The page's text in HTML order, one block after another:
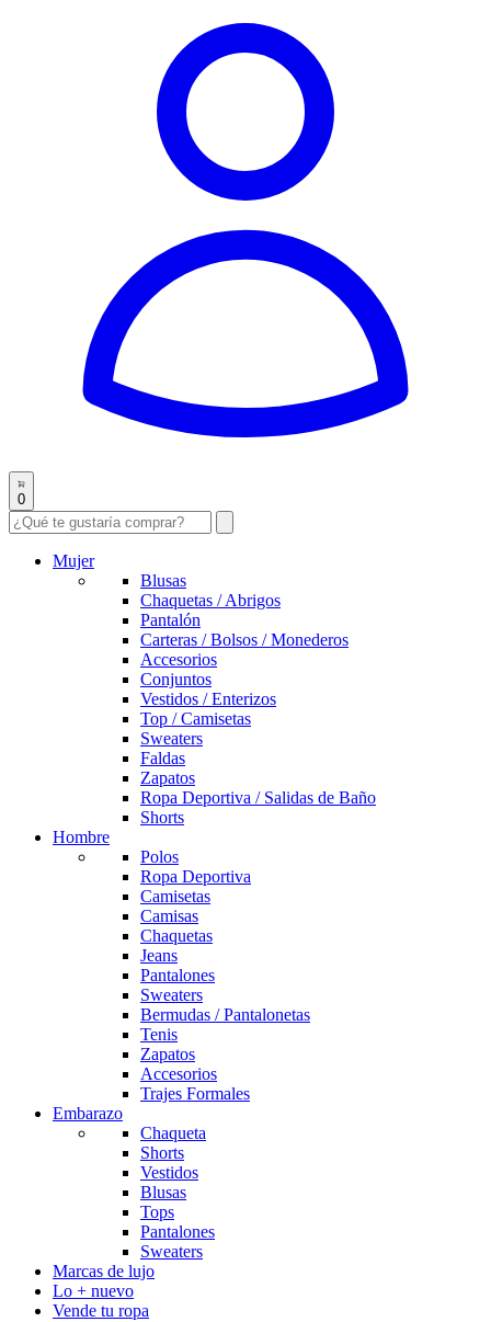
0
Mujer
Blusas
Chaquetas / Abrigos
Pantalón
Carteras / Bolsos / Monederos
Accesorios
Conjuntos
Vestidos / Enterizos
Top / Camisetas
Sweaters
Faldas
Zapatos
Ropa Deportiva / Salidas de Baño
Shorts
Hombre
Polos
Ropa Deportiva
Camisetas
Camisas
Chaquetas
Jeans
Pantalones
Sweaters
Bermudas / Pantalonetas
Tenis
Zapatos
Accesorios
Trajes Formales
Embarazo
Chaqueta
Shorts
Vestidos
Blusas
Tops
Pantalones
Sweaters
Marcas de lujo
Lo + nuevo
Vende tu ropa